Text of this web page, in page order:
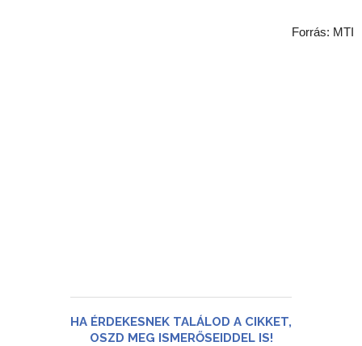
Forrás: MTI
HA ÉRDEKESNEK TALÁLOD A CIKKET,
OSZD MEG ISMERŐSEIDDEL IS!